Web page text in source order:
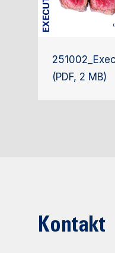
(PDF, 2 MB)
Kontakt